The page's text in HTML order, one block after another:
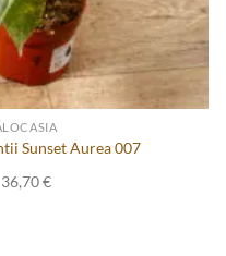
Sunset Aurea 007
36,70€